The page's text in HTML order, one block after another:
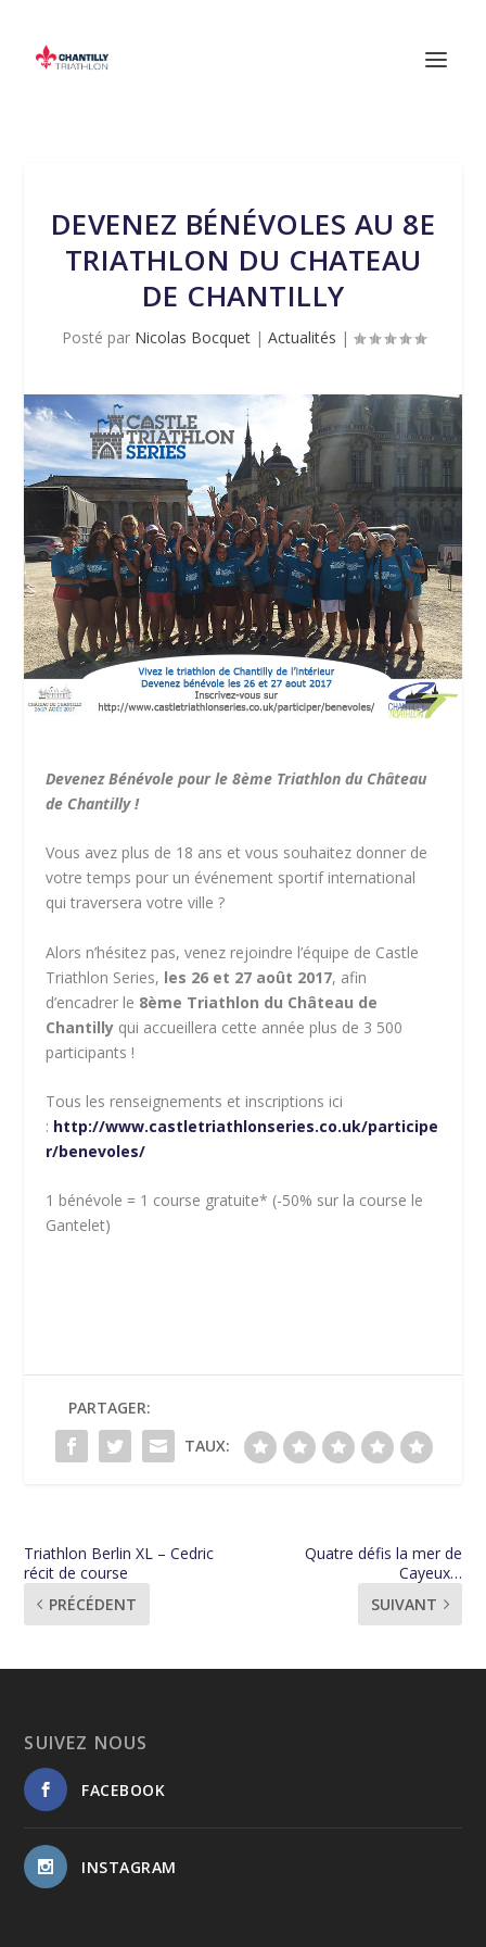
DEVENEZ BÉNÉVOLES AU 8E
TRIATHLON DU CHATEAU
DE CHANTILLY
Posté par Nicolas Bocquet| Actualités |
Devenez Bénévole pour le8ème Triathlon du Château
de Chantilly !
Vous avez plus de 18 ans et vous souhaitez donner de
votre temps pour un événement sportif international
qui traversera votre ville ?
Alors n’hésitez pas, venez rejoindre l’équipe de Castle
Triathlon Series, les 26 et 27 août 2017, afin
d’encadrer le 8ème Triathlon du Château de
Chantilly qui accueillera cette année plus de 3 500
participants !
Tous les renseignements et inscriptions ici
: http://www.castletriathlonseries.co.uk/participe
r/benevoles/
1 bénévole = 1 course gratuite* (-50% sur la course le
Gantelet)
PARTAGER:
TAUX:
Triathlon Berlin XL – Cedric
récit de course
PRÉCÉDENT
Quatre défis la mer de
Cayeux…
SUIVANT
SUIVEZ NOUS
FACEBOOK
INSTAGRAM